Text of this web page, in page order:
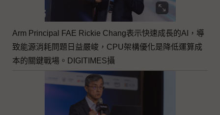
Arm Principal FAE Rickie Chang表示快速成長的AI，導
致能源消耗問題日益嚴峻，CPU架構優化是降低運算成
本的關鍵戰場。DIGITIMES攝